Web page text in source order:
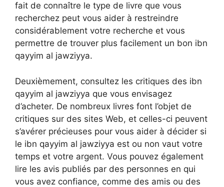
fait de connaître le type de livre que vous
recherchez peut vous aider à restreindre
considérablement votre recherche et vous
permettre de trouver plus facilement un bon ibn
qayyim al jawziyya.
Deuxièmement, consultez les critiques des ibn
qayyim al jawziyya que vous envisagez
d’acheter. De nombreux livres font l’objet de
critiques sur des sites Web, et celles-ci peuvent
s’avérer précieuses pour vous aider à décider si
le ibn qayyim al jawziyya est ou non vaut votre
temps et votre argent. Vous pouvez également
lire les avis publiés par des personnes en qui
vous avez confiance, comme des amis ou des